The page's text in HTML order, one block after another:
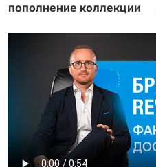
пополнение коллекции